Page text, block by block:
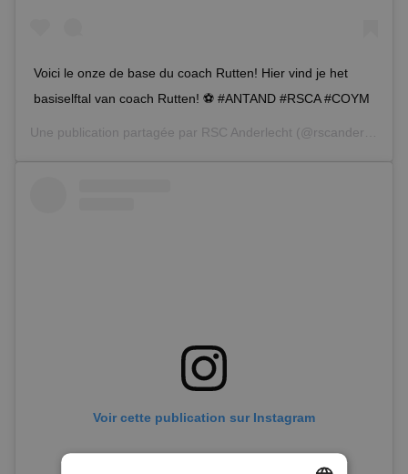
Voici le onze de base du coach Rutten! Hier vind je het
basiselftal van coach Rutten! ⚽️ #ANTAND #RSCA #COYM
Une publication partagée par RSC Anderlecht (@rscanderlecht) le
Voir cette publication sur Instagram